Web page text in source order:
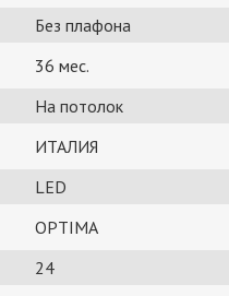
Без плафона
36 мес.
На потолок
ИТАЛИЯ
LED
OPTIMA
24